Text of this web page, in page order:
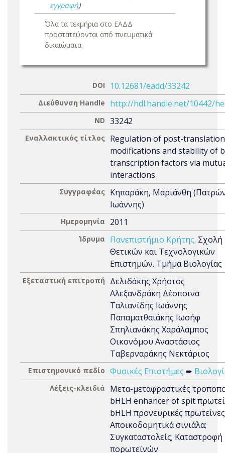
εγγραφή)
Όλα τα τεκμήρια στο ΕΑΔΔ
προστατεύονται από πνευματικά
δικαιώματα.
DOI 10.12681/eadd/33242
Διεύθυνση Handle http://hdl.handle.net/10442/
ND 33242
Εναλλακτικός τίτλος Regulation of post-
modifications and stability of
transcription factors via
interactions
Συγγραφέας Κηπαράκη, Μαριάνθη
Ιωάννης)
Ημερομηνία 2011
Ίδρυμα Πανεπιστήμιο Κρήτης. Σχολή
Θετικών και Τεχνολογικών
Επιστημών. Τμήμα Βιολογίας
Εξεταστική επιτροπή
Δελιδάκης Χρήστος
Αλεξανδράκη Δέσποινα
Ταλιανίδης Ιωάννης
Παπαματθαιάκης Ιωσήφ
Σπηλιανάκης Χαράλαμπος
Οικονόμου Αναστάσιος
Ταβερναράκης Νεκτάριος
Επιστημονικό πεδίο Φυσικές Επιστήμες ➨
Λέξεις-κλειδιά
Μετα-μεταφραστικές
bHLH enhancer of spit
bHLH προνευρικές
Αποικοδομητικά σινιάλα;
Συγκαταστολείς; Καταστροφή
πορωτεϊνών